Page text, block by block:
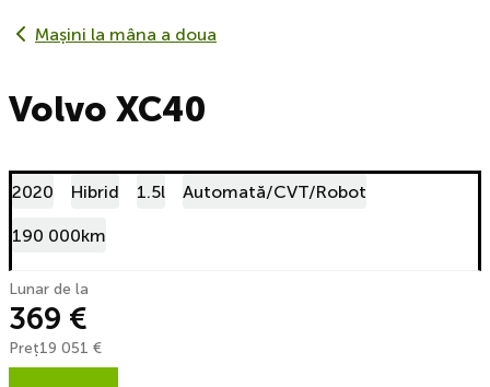
Mașini la mâna a doua
Volvo XC40
2020 Hibrid 1.5l Automată/CVT/Robot
190 000km
Lunar de la
369 €
Preț19 051 €